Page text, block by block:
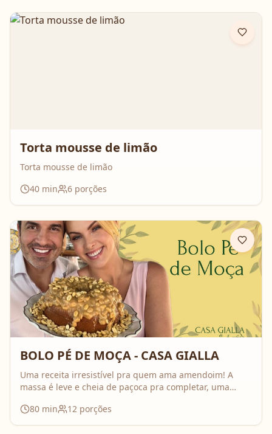
Torta mousse de limão
Torta mousse de limão
40 min 6 porções
BOLO PÉ DE MOÇA - CASA GIALLA
Uma receita irresistível pra quem ama amendoim! A
massa é leve e cheia de paçoca pra completar, uma
tentação! E segundo o Edu... é o tipo de bolo perfeito
pra comer antes de ir pra academia!
80 min 12 porções